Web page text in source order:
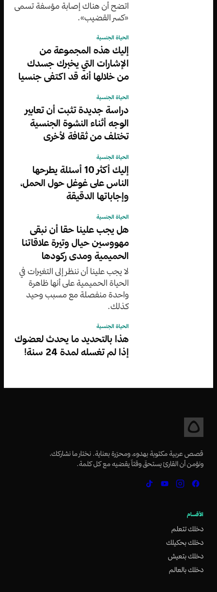
اتضح أن هناك إصابة مؤسفة تسمى
«كسر القضيب».
الحياة الجنسية
إليك هذه المجموعة من
الإشارات التي يخبرك جسدك
من خلالها أنه قد اكتفى جنسيا
الحياة الجنسية
دراسة جديدة تثبت أن تعابير
الوجه أثناء النشوة الجنسية
تختلف من ثقافة لأخرى
الحياة الجنسية
إليك أكثر 10 أسئلة يطرحها
الناس على غوغل حول الحمل،
وإجاباتها الدقيقة
الحياة الجنسية
هل يجب علينا حقا أن نبقى
مهووسين حيال وتيرة علاقاتنا
الحميمية ومدى ركودها
لا يجب علينا أن ننظر إلى التغيرات في
الحياة الحميمية على أنها ظاهرة
واحدة منفصلة مع مسبب وحيد
كذلك.
الحياة الجنسية
هذا بالتحديد ما يحدث لعضوك
إذا لم تغسله لمدة 24 سنة!
قصص عربية مكتوبة بهدوء، ومحرّرة بعناية. نختار ما نشاركك،
ونؤمن أن القارئ يستحقّ وقتاً يقضيه مع كل كلمة.
الأقسام
دخلك تتعلم
دخلك بحكيلك
دخلك بتعيش
دخلك بالعالم